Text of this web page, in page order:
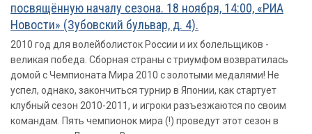
посвящённую началу сезона. 18 ноября, 14:00, «РИА
Новости» (Зубовский бульвар, д. 4).
2010 год для волейболисток России и их болельщиков -
великая победа. Сборная страны с триумфом возвратилась
домой с Чемпионата Мира 2010 с золотыми медалями! Не
успел, однако, закончиться турнир в Японии, как стартует
клубный сезон 2010-2011, и игроки разъезжаются по своим
командам. Пять чемпионок мира (!) проведут этот сезон в